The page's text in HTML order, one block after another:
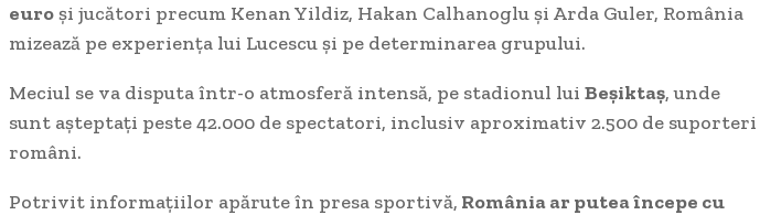
euroși jucători precum Kenan Yildiz, Hakan Calhanoglu și Arda Guler, România
mizează pe experiența lui Lucescu și pe determinarea grupului.
Meciul se va disputa într-o atmosferă intensă, pe stadionul lui Beșiktaș, unde
sunt așteptați peste 42.000 de spectatori, inclusiv aproximativ 2.500 de suporteri
români.
Potrivit informațiilor apărute în presa sportivă, România ar putea începe cu